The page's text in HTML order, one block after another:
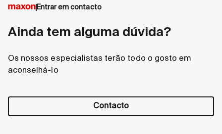
Entrar em contacto
Ainda tem alguma dúvida?
Os nossos especialistas terão todo o gosto em
aconselhá-lo
Contacto